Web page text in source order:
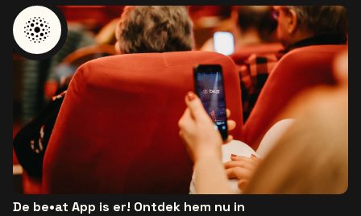
De be•at App is er! Ontdek hem nu in